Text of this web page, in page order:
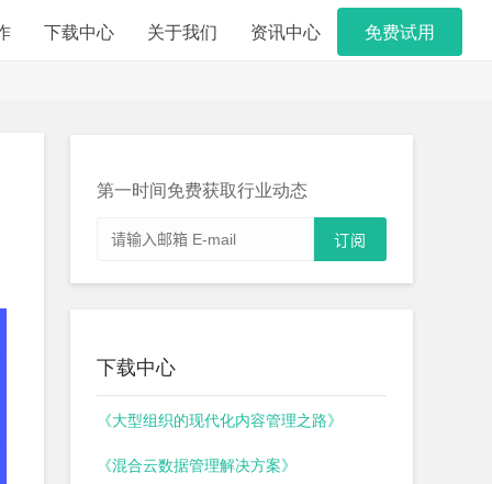
下载中心 关于我们 资讯中心 免费试用
第一时间免费获取行业动态
下载中心
《大型组织的现代化内容管理之路》
《混合云数据管理解决方案》